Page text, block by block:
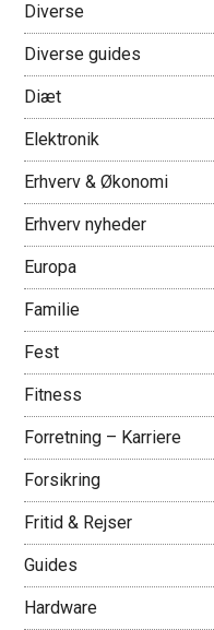
Diverse
Diverse guides
Diæt
Elektronik
Erhverv & Økonomi
Erhverv nyheder
Europa
Familie
Fest
Fitness
Forretning – Karriere
Forsikring
Fritid & Rejser
Guides
Hardware